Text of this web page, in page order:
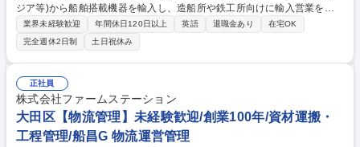
ジア等)から船舶搭載機器を輸入し、造船所や鉄工所向けに輸入営業を担
当いただきます。海外メーカーの国内窓口として、顧客の課題解決をサポ
ートするポジションです。。 【具体的には】■顧客ニーズのヒアリングと
最適な機器の提案■海外メーカーとの窓口業務■国内営業担当者との連携■
見積作成・受注管理(案件規模は数万円～数千万円まで幅広く対応【ポイ
ント】海外展示会での新規商材探しも担当。単なる物売りではなく、商材
探しから携われる。/OJTだけでけではなく、海外メーカーでのトレーニン
グ受講機会もあり、専門知識は入社後でも深められる。/海外営業もあるの
で英語を活かせる 募集職種 【営業職(船に関わる商材)】ニッチ商材で業界
トップ/競合ほぼ無/英語を活かせる
業界未経験歓迎 年間休日120日以上 英語 退職金あり
在宅OK
完全週休2日制
土日祝休み
正社員
株式会社ファームステーション
大田区【物流管理】未経験歓迎/創業100年/資材運搬・
工程管理/船昌G 物流運営管理